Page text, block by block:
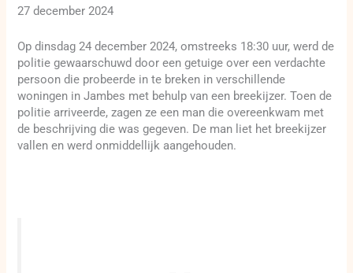
27 december 2024
Op dinsdag 24 december 2024, omstreeks 18:30 uur, werd de
politie gewaarschuwd door een getuige over een verdachte
persoon die probeerde in te breken in verschillende
woningen in Jambes met behulp van een breekijzer. Toen de
politie arriveerde, zagen ze een man die overeenkwam met
de beschrijving die was gegeven. De man liet het breekijzer
vallen en werd onmiddellijk aangehouden.